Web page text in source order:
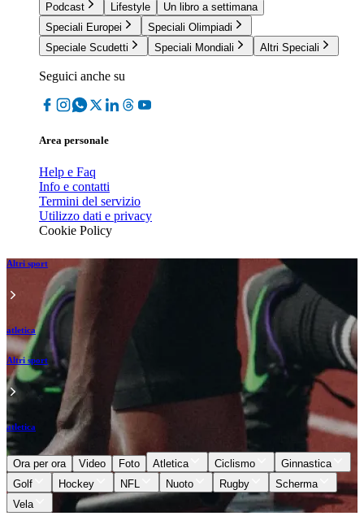
Podcast
Lifestyle
Un libro a settimana
Speciali Europei
Speciali Olimpiadi
Speciale Scudetti
Speciali Mondiali Altri Speciali
Seguici anche su
Area personale
Help e Faq
Info e contatti
Termini del servizio
Utilizzo dati e privacy
Cookie Policy
Altri sport
atletica
Altri sport
atletica
Ora per ora Video Foto Atletica Ciclismo
Ginnastica
Golf
Hockey NFL Nuoto Rugby
Scherma
Vela